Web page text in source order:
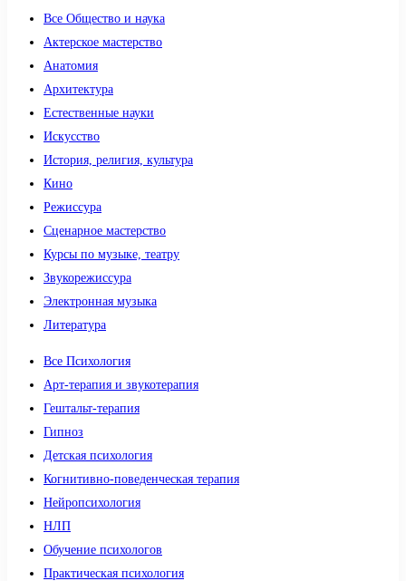
Все Общество и наука
Актерское мастерство
Анатомия
Архитектура
Естественные науки
Искусство
История, религия, культура
Кино
Режиссура
Сценарное мастерство
Курсы по музыке, театру
Звукорежиссура
Электронная музыка
Литература
Все Психология
Арт-терапия и звукотерапия
Гештальт-терапия
Гипноз
Детская психология
Когнитивно-поведенческая терапия
Нейропсихология
НЛП
Обучение психологов
Практическая психология